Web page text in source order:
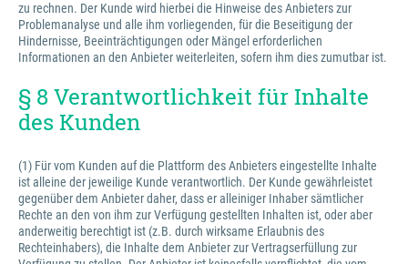
zu rechnen. Der Kunde wird hierbei die Hinweise des Anbieters zur
Problemanalyse und alle ihm vorliegenden, für die Beseitigung der
Hindernisse, Beeinträchtigungen oder Mängel erforderlichen
Informationen an den Anbieter weiterleiten, sofern ihm dies zumutbar ist.
§ 8 Verantwortlichkeit für Inhalte
des Kunden
(1) Für vom Kunden auf die Plattform des Anbieters eingestellte Inhalte
ist alleine der jeweilige Kunde verantwortlich. Der Kunde gewährleistet
gegenüber dem Anbieter daher, dass er alleiniger Inhaber sämtlicher
Rechte an den von ihm zur Verfügung gestellten Inhalten ist, oder aber
anderweitig berechtigt ist (z.B. durch wirksame Erlaubnis des
Rechteinhabers), die Inhalte dem Anbieter zur Vertragserfüllung zur